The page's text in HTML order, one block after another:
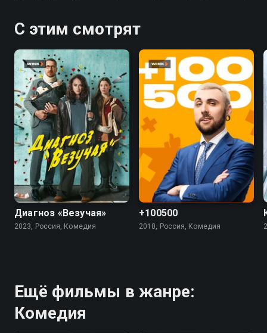
С этим смотрят
7.4
Диагноз «Везучая»
2023, Россия, Комедия
5.5 4.5
+100500
2010, Россия, Комедия
Ещё фильмы в жанре:
Комедия